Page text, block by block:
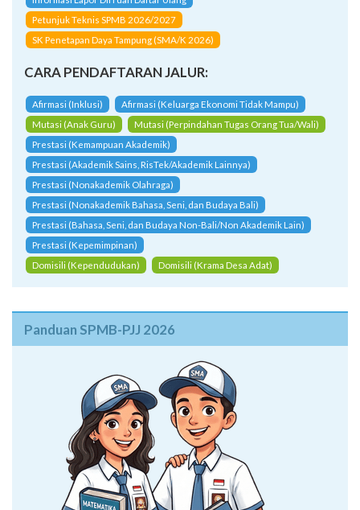
Petunjuk Teknis SPMB 2026/2027
SK Penetapan Daya Tampung (SMA/K 2026)
CARA PENDAFTARAN JALUR:
Afirmasi (Inklusi)
Afirmasi (Keluarga Ekonomi Tidak Mampu)
Mutasi (Anak Guru)
Mutasi (Perpindahan Tugas Orang Tua/Wali)
Prestasi (Kemampuan Akademik)
Prestasi (Akademik Sains, RisTek/Akademik Lainnya)
Prestasi (Nonakademik Olahraga)
Prestasi (Nonakademik Bahasa, Seni, dan Budaya Bali)
Prestasi (Bahasa, Seni, dan Budaya Non-Bali/Non Akademik Lain)
Prestasi (Kepemimpinan)
Domisili (Kependudukan)
Domisili (Krama Desa Adat)
Panduan SPMB-PJJ 2026